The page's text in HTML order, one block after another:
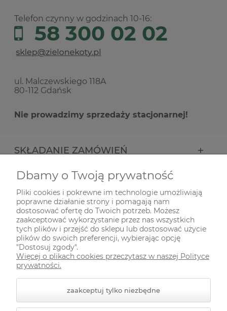
Telefon czynny w godzinach 10-16:
58 300 02 02
ul. Malczewskiego 118A
80-112 Gdańsk
Nie prowadzimy sprzedaży stacjonarnej!
SKŁADANIE ZAMÓWIEŃ
INFORMACJE
ODWIEDŹ NAS NA
Dbamy o Twoją prywatność
Pliki cookies i pokrewne im technologie umożliwiają
poprawne działanie strony i pomagają nam
dostosować ofertę do Twoich potrzeb. Możesz
zaakceptować wykorzystanie przez nas wszystkich
tych plików i przejść do sklepu lub dostosować użycie
plików do swoich preferencji, wybierając opcję
"Dostosuj zgody".
Więcej o plikach cookies przeczytasz w naszej Polityce
prywatności.
zaakceptuj tylko niezbędne